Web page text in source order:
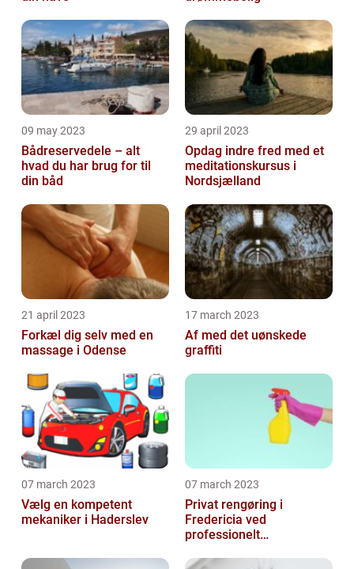
09 may 2023
Bådreservedele – alt
hvad du har brug for til
din båd
29 april 2023
Opdag indre fred med et
meditationskursus i
Nordsjælland
21 april 2023
Forkæl dig selv med en
massage i Odense
17 march 2023
Af med det uønskede
graffiti
07 march 2023
Vælg en kompetent
mekaniker i Haderslev
07 march 2023
Privat rengøring i
Fredericia ved
professionelt